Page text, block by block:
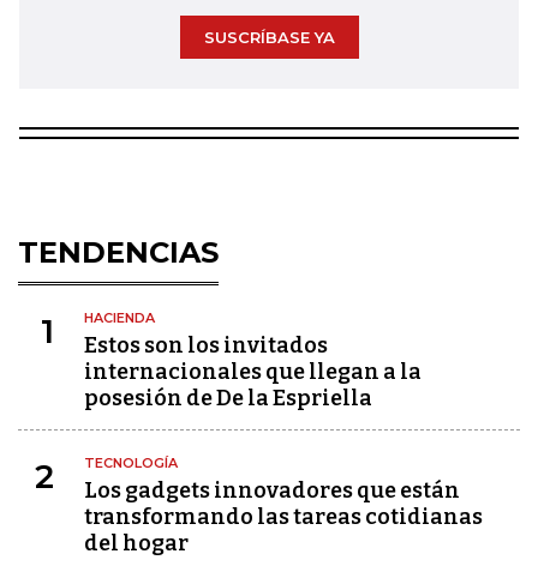
SUSCRÍBASE YA
TENDENCIAS
1 HACIENDA
Estos son los invitados
internacionales que llegan a la
posesión de De la Espriella
2 TECNOLOGÍA
Los gadgets innovadores que están
transformando las tareas cotidianas
del hogar